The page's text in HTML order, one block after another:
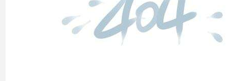
组成